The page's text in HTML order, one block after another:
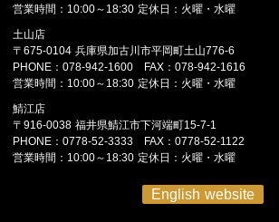
営業時間：10:00～18:30 定休日：火曜・水曜
土山店
〒675-0104 兵庫県加古川市平岡町土山776-6
PHONE：078-942-1600 FAX：078-942-1616
営業時間：10:00～18:30 定休日：火曜・水曜
鯖江店
〒916-0038 福井県鯖江市下河端町15-7-1
PHONE：0778-52-3333 FAX：0778-52-1122
営業時間：10:00～18:30 定休日：火曜・水曜
English website